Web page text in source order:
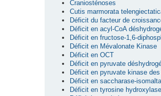
Craniosténoses
Cutis marmorata
Déficit du facteur de
Déficit en acyl-CoA
Déficit en fructose-1,6-
Déficit en Mévalonate Kinase
Déficit en OCT
Déficit en pyruvate
Déficit en pyruvate kinase
Déficit en saccharase-
Déficit en tyrosine hydroxylase